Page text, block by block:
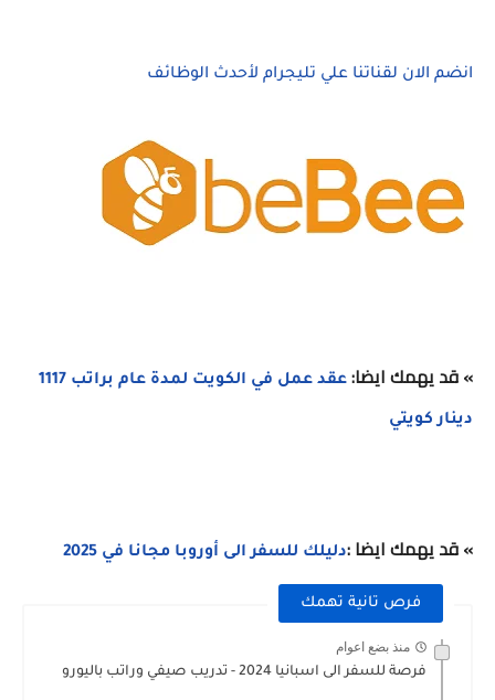
انضم الان لقناتنا علي تليجرام لأحدث الوظائف
» قد يهمك ايضا: عقد عمل في الكويت لمدة عام براتب 1117
دينار كويتي
» قد يهمك ايضا :دليلك للسفر الى أوروبا مجانا في 2025
فرص تانية تهمك
منذ بضع اعوام
فرصة للسفر الى اسبانيا 2024 - تدريب صيفي وراتب باليورو